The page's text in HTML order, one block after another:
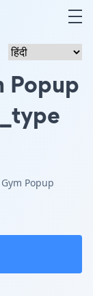
Popup
Gym Popup